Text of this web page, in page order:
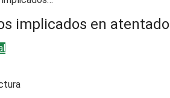
implicados en